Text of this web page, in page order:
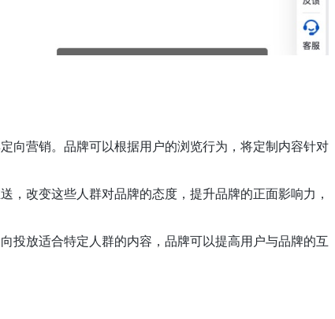
向营销。品牌可以根据用户的浏览行为，将定制内容针对
改变这些人群对品牌的态度，提升品牌的正面影响力，
投放适合特定人群的内容，品牌可以提高用户与品牌的互